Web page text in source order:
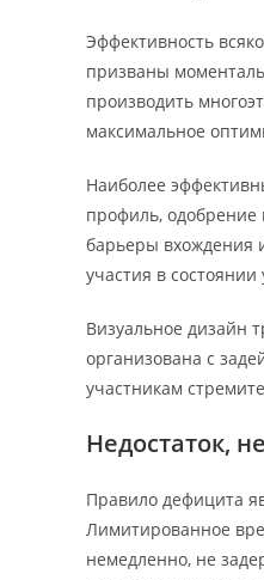
Эффективность
призваны
производить
максимальное
Наиболее
профиль, одобрение
барьеры вхождения
участия в
Визуальное дизайн
организована с
участникам
Недостаток,
Правило дефицита
Лимитированное
немедленно, не